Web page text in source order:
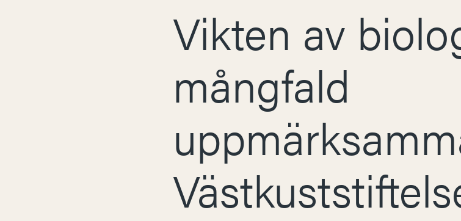
Vikten av
mångfald